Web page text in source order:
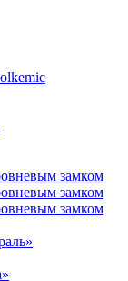
замком
замком
замком